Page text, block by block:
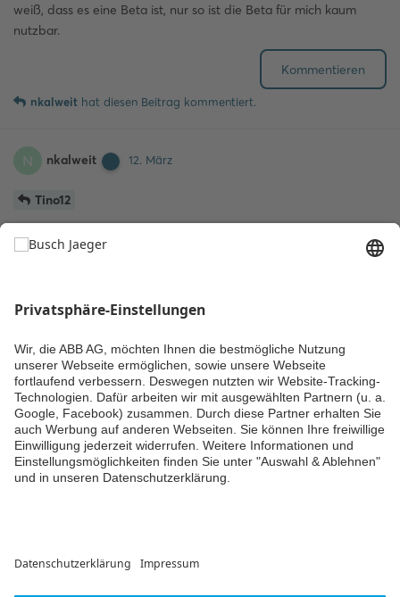
weiß, dass es eine Beta ist, nur so ist die Beta für mich kaum
nutzbar.
Kommentieren
nkalweit hat diesen Beitrag kommentiert.
N nkalweit 12. März
Tino12
Anders als bei f@h Geräten, kann f@h bei externen Geräten ja
Obwohl das Problem bei HUE ja nicht auftritt.
Kommentieren
11 TAGE SPÄTER
MartinHaslach Den IPv6 Fehler hatte ich auch. Lies sich mit
Aktivierung von IPv6 in der Fritzbox lösen